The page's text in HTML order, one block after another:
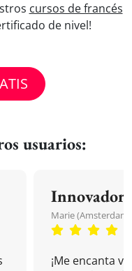
cursos de francés
de nivel!
usuarios:
Innovador
Marie (Amsterdam,
¡Me encanta